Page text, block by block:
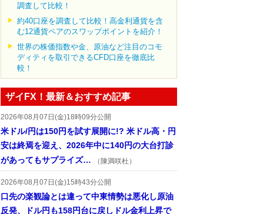
調査して比較！
約40口座を調査して比較！高金利通貨を含
む12通貨ペアのスワップポイントを紹介！
世界の株価指数や金、原油など注目のコモ
ディティを取引できるCFD口座を徹底比
較！
ザイFX！最新＆おすすめ記事
2026年08月07日(金)18時09分公開
米ドル/円は150円を試す展開に!? 米ドル高・円
安は終焉を迎え、2026年中に140円の大台打診
があってもサプライズ…
（陳満咲杜）
2026年08月07日(金)15時43分公開
口先の楽観論とは違って中東情勢は悪化し原油
反発、ドル円も158円台に戻しドル金利上昇で